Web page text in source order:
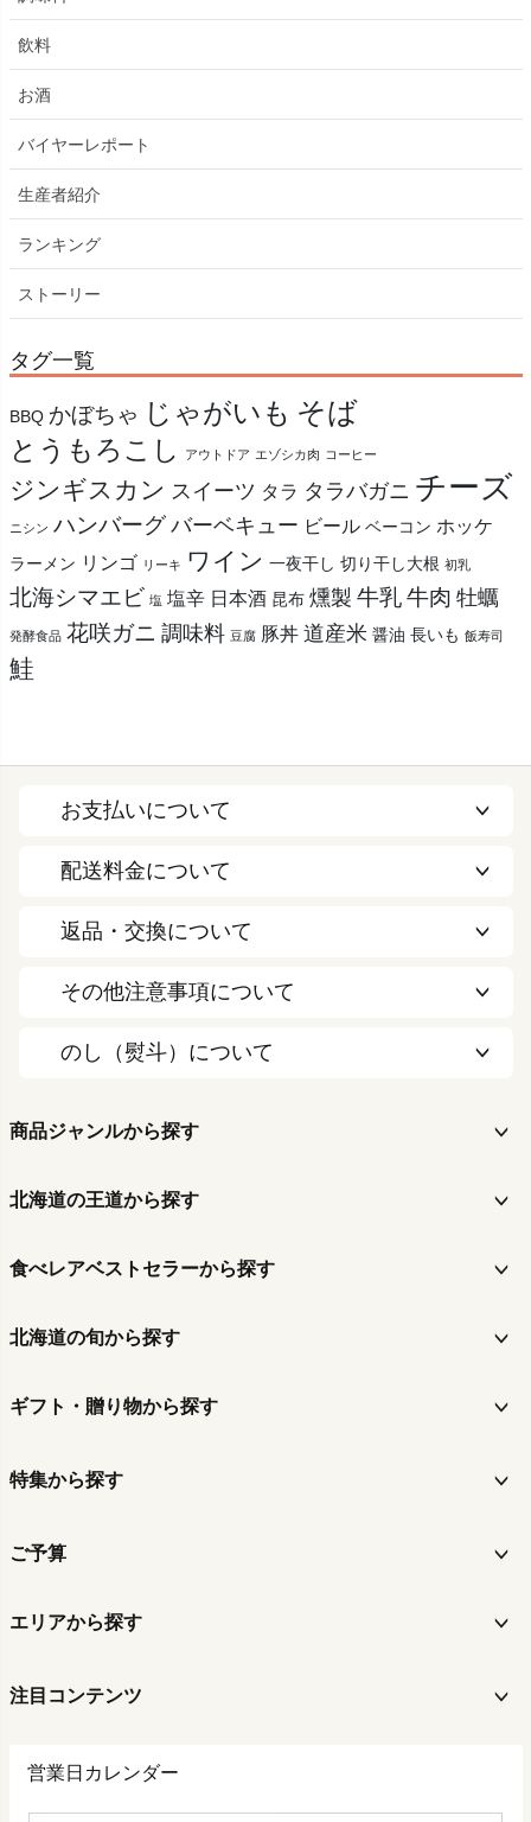
飲料
お酒
バイヤーレポート
生産者紹介
ランキング
ストーリー
タグ一覧
BBQ かぼちゃ じゃがいも そば
とうもろこし アウトドア エゾシカ肉 コーヒー
ジンギスカン スイーツ タラ タラバガニ チーズ
ニシン ハンバーグ バーベキュー ビール ベーコン ホッケ
ラーメン リンゴ リーキ ワイン 一夜干し 切り干し大根 初乳
北海シマエビ 塩 塩辛 日本酒 昆布 燻製 牛乳 牛肉 牡蠣
発酵食品 花咲ガニ 調味料 豆腐 豚丼 道産米 醤油 長いも 飯寿司
鮭
お支払いについて
配送料金について
返品・交換について
その他注意事項について
のし（熨斗）について
商品ジャンルから探す
北海道の王道から探す
食べレアベストセラーから探す
北海道の旬から探す
ギフト・贈り物から探す
特集から探す
ご予算
エリアから探す
注目コンテンツ
営業日カレンダー